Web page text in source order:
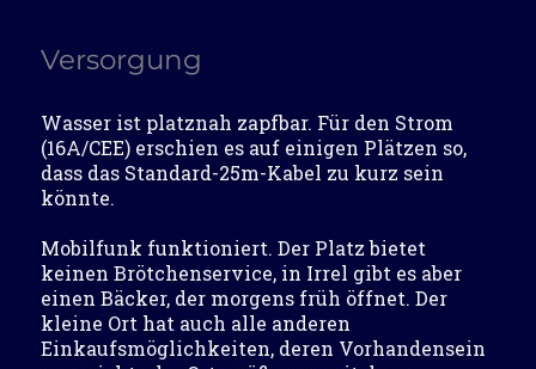
Versorgung
Wasser ist platznah zapfbar. Für den Strom
(16A/CEE) erschien es auf einigen Plätzen so,
dass das Standard-25m-Kabel zu kurz sein
könnte.
Mobilfunk funktioniert. Der Platz bietet
keinen Brötchenservice, in Irrel gibt es aber
einen Bäcker, der morgens früh öffnet. Der
kleine Ort hat auch alle anderen
Einkaufsmöglichkeiten, deren Vorhandensein